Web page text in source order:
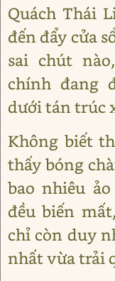
Quách Thái
đến đẩy cửa
sai chút
chính đang
dưới tán trúc
Không biết
thấy bóng
bao nhiêu
đều biến
chỉ còn duy
nhất vừa trải